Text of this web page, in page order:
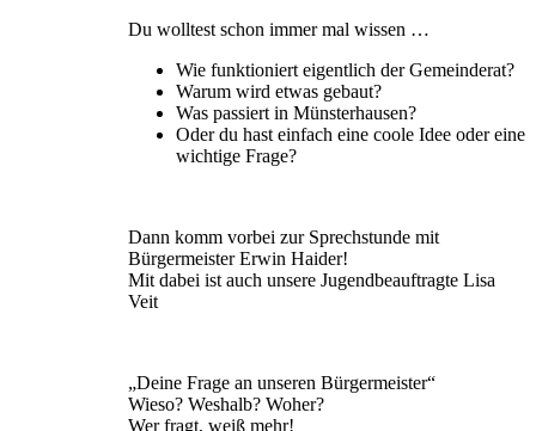
Du wolltest schon immer mal wissen …
Wie funktioniert eigentlich der Gemeinderat?
Warum wird etwas gebaut?
Was passiert in Münsterhausen?
Oder du hast einfach eine coole Idee oder eine
wichtige Frage?
Dann komm vorbei zur Sprechstunde mit
Bürgermeister Erwin Haider!
Mit dabei ist auch unsere Jugendbeauftragte Lisa
Veit
„Deine Frage an unseren Bürgermeister“
Wieso? Weshalb? Woher?
Wer fragt, weiß mehr!